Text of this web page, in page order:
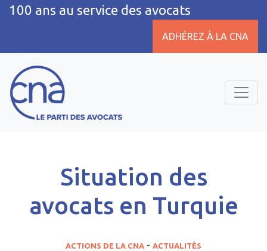
100 ans au service des avocats
ADHÉREZ À LA CNA
Situation des
avocats en Turquie
ACTIONS DE LA CNA ACTUALITÉS